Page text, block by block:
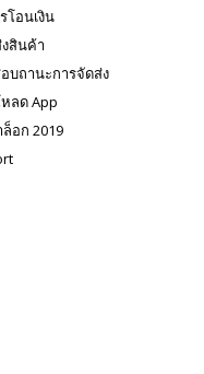
โอนเงิน
สินค้า
บถานะการจัดส่ง
ลด App
อก 2019